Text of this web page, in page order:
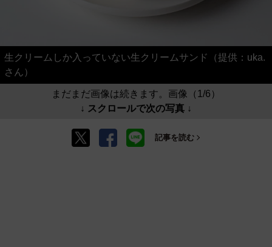
生クリームしか入っていない生クリームサンド（提供：uka.
さん）
まだまだ画像は続きます。画像（1/6）
↓ スクロールで次の写真 ↓
記事を読む